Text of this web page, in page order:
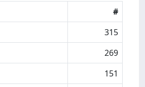
#
315
269
151